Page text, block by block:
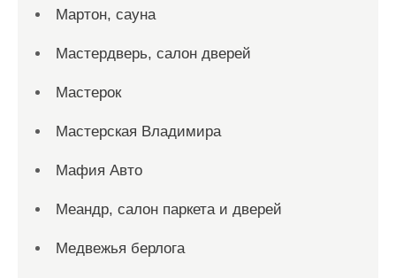
Мартон, сауна
Мастердверь, салон дверей
Мастерок
Мастерская Владимира
Мафия Авто
Меандр, салон паркета и дверей
Медвежья берлога